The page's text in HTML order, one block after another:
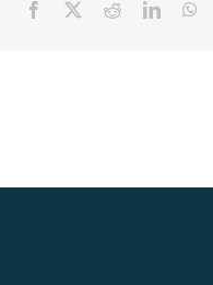
Facebook RedditLinkedIn